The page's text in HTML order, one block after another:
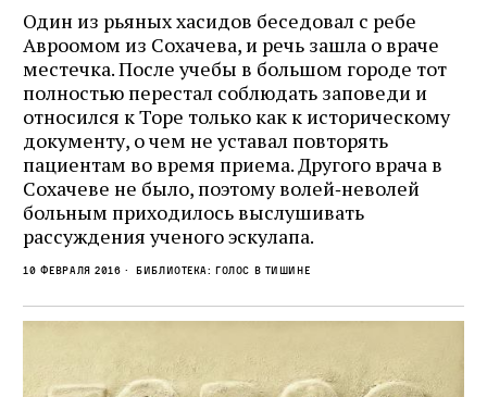
Один из рьяных хасидов беседовал с ребе
Авроомом из Сохачева, и речь зашла о враче
местечка. После учебы в большом городе тот
полностью перестал соблюдать заповеди и
относился к Торе только как к историческому
документу, о чем не уставал повторять
пациентам во время приема. Другого врача в
Сохачеве не было, поэтому волей‑неволей
больным приходилось выслушивать
рассуждения ученого эскулапа.
10 февраля 2016 Библиотека: Голос в тишине